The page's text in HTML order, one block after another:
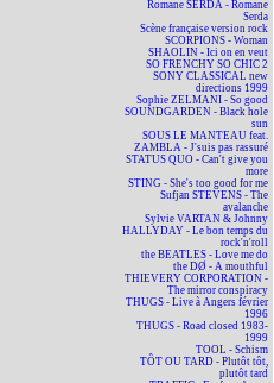
Romane SERDA - Romane
Serda
Scène française version rock
SCORPIONS - Woman
SHAOLIN - Ici on en veut
SO FRENCHY SO CHIC 2
SONY CLASSICAL new
directions 1999
Sophie ZELMANI - So good
SOUNDGARDEN - Black hole
sun
SOUS LE MANTEAU feat.
ZAMBLA - J'suis pas rassuré
STATUS QUO - Can't give you
more
STING - She's too good for me
Sufjan STEVENS - The
avalanche
Sylvie VARTAN & Johnny
HALLYDAY - Le bon temps du
rock'n'roll
the BEATLES - Love me do
the DØ - A mouthful
THIEVERY CORPORATION -
The mirror conspiracy
THUGS - Live à Angers février
1996
THUGS - Road closed 1983-
1999
TOOL - Schism
TÔT OU TARD - Plutôt tôt,
plutôt tard